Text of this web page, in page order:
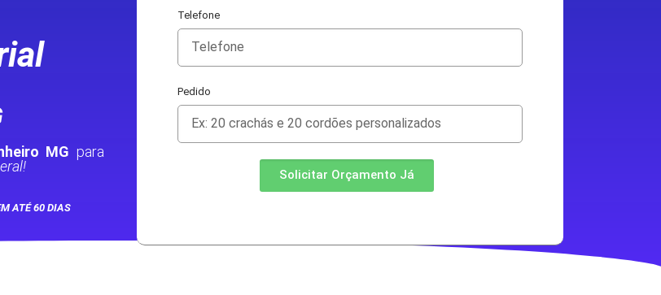
MG para
ATÉ 60 DIAS
Telefone
Pedido
Solicitar Orçamento Já